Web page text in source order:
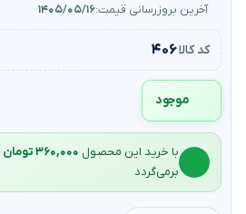
آخرین بروزرسانی قیمت:۱۴۰۵/۰۵/۱۶
کد کالا۴۰۶
موجود
با خرید این محصول ۳۶۰,۰۰۰ تومان
برمی‌گردد